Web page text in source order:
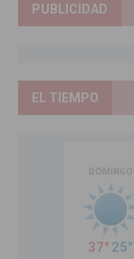
PUBLICIDAD
EL TIEMPO